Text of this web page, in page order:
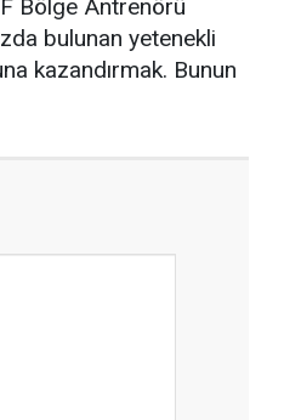
Bölge Antrenörü
bulunan yetenekli
kazandırmak. Bunun